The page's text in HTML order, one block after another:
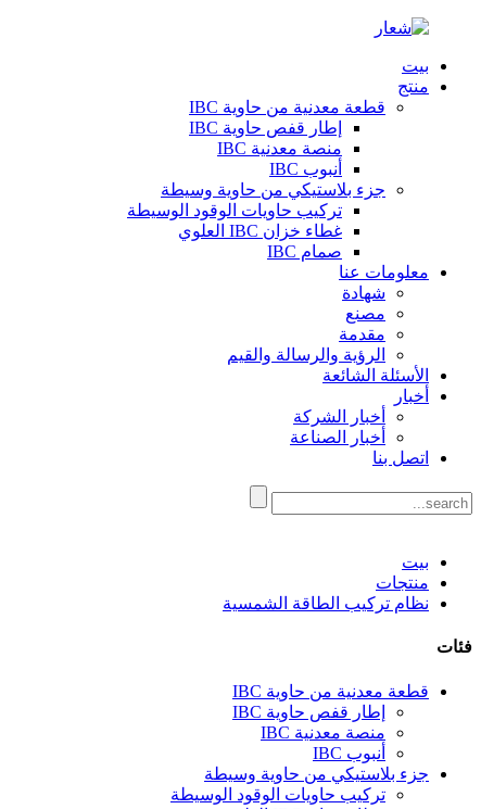
بيت
منتج
قطعة معدنية من حاوية IBC
إطار قفص حاوية IBC
منصة معدنية IBC
أنبوب IBC
جزء بلاستيكي من حاوية وسيطة
تركيب حاويات الوقود الوسيطة
غطاء خزان IBC العلوي
صمام IBC
معلومات عنا
شهادة
مصنع
مقدمة
الرؤية والرسالة والقيم
الأسئلة الشائعة
أخبار
أخبار الشركة
أخبار الصناعة
اتصل بنا
بيت
منتجات
نظام تركيب الطاقة الشمسية
فئات
قطعة معدنية من حاوية IBC
إطار قفص حاوية IBC
منصة معدنية IBC
أنبوب IBC
جزء بلاستيكي من حاوية وسيطة
تركيب حاويات الوقود الوسيطة